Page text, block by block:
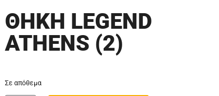
ΘΗΚΗ LEGEND
ATHENS (2)
Σε απόθεμα